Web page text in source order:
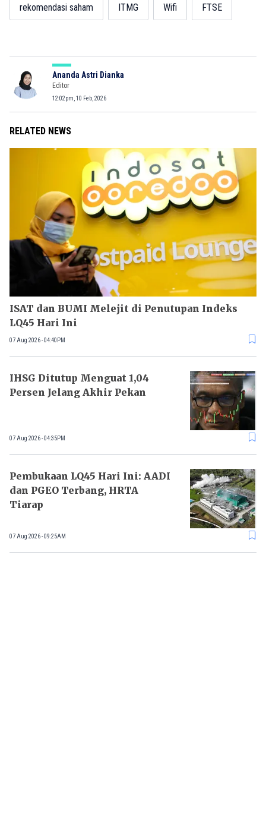
rekomendasi saham ITMG Wifi FTSE
Ananda Astri Dianka
Editor
12:02pm, 10 Feb, 2026
RELATED NEWS
ISAT dan BUMI Melejit di Penutupan Indeks
LQ45 Hari Ini
07 Aug 2026 - 04:40PM
IHSG Ditutup Menguat 1,04
Persen Jelang Akhir Pekan
07 Aug 2026 - 04:35PM
Pembukaan LQ45 Hari Ini: AADI
dan PGEO Terbang, HRTA
Tiarap
07 Aug 2026 - 09:25AM